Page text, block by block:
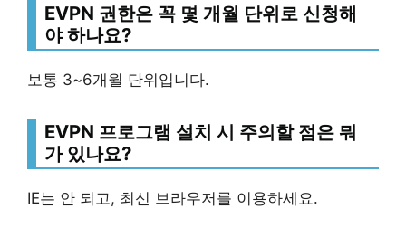
EVPN 권한은 꼭 몇 개월 단위로 신청해
야 하나요?
보통 3~6개월 단위입니다.
EVPN 프로그램 설치 시 주의할 점은 뭐
가 있나요?
IE는 안 되고, 최신 브라우저를 이용하세요.